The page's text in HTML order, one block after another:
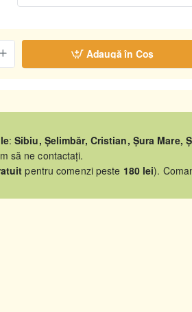
Adaugă în Coş
:Sibiu, Șelimbăr, Cristian, Șura Mare,
să ne contactați.
pentru comenzi peste 180 lei).